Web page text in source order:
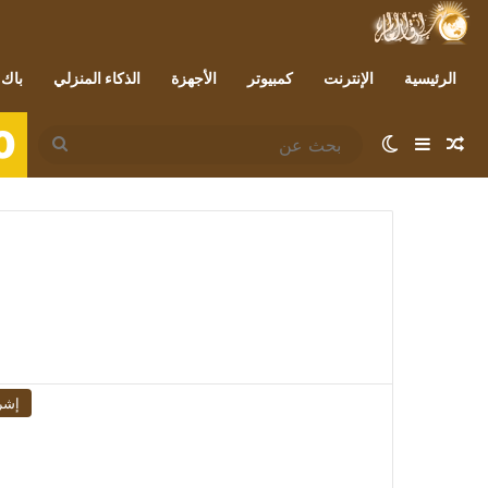
الرئيسية الإنترنت كمبيوتر الأجهزة الذكاء المنزلي
مقال عشوائي
إضافة عمود جانبي
الوضع المظلم
بحث
عن